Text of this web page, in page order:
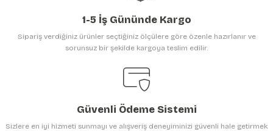
Gönder
1-5 İş Gününde Kargo
Sipariş verdiğiniz ürünler seçtiğiniz ölçülere göre özenle hazırlanır ve
sorunsuz bir şekilde kargoya teslim edilir.
Güvenli Ödeme Sistemi
Sizlere en iyi hizmeti sunmayı ve alışveriş deneyiminizi güvenli hale getirmek